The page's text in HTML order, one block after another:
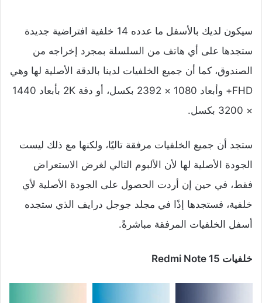
سيكون لديك بالأسفل ما عدده 14 خلفية افتراضية جديدة
ستجدها على أي هاتف من السلسلة بمجرد إخراجه من
الصندوق، كما أن جميع الخلفيات لدينا بالدقة الأصلية لها وهي
FHD+ وأبعاد 1080 × 2392 بكسل، أو دقة 2K بأبعاد 1440
× 3200 بكسل.
ستجد أن جميع الخلفيات مرفقة تاليًا، ولكنها مع ذلك ليست
الجودة الأصلية لها لأن الألبوم التالي لغرض الاستعراض
فقط، في حين إن أردت الحصول على الجودة الأصلية لأي
خلفية، فستجدها إذًا في مجلد جوجل درايف الذي ستجده
أسفل الخلفيات المرفقة مباشرةً.
خلفيات Redmi Note 15